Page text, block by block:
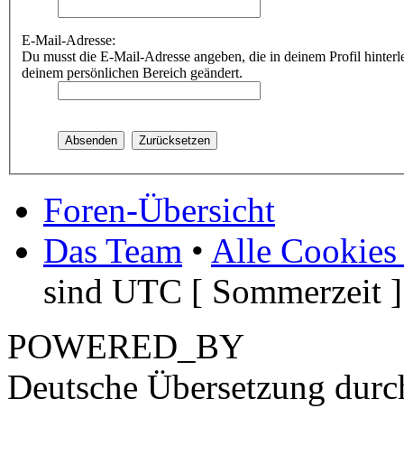
E-Mail-Adresse:
Du musst die E-Mail-Adresse angeben, die in deinem Profil
deinem persönlichen Bereich geändert.
Foren-Übersicht
Das Team • Alle Cookies
sind UTC [ Sommerzeit ]
POWERED_BY
Deutsche Übersetzung